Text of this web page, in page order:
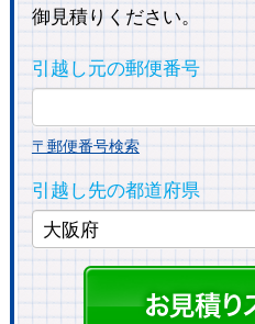
御見積りください。
引越し元の郵便番号
〒郵便番号検索
引越し先の都道府県